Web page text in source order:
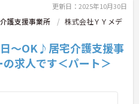
更新日：2025年10月30日
護支援事業所
株式会社ＹＹメデ
日～OK♪居宅介護支援事
求人です＜パート＞